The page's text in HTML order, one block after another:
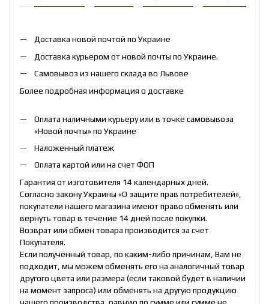
Доставка новой почтой по Украине
Доставка курьером от новой почты по Украине.
Самовывоз из нашего склада во Львове
Более подробная информация о доставке
Оплата наличными курьеру или в точке самовывоза
«Новой почты» по Украине
Наложенный платеж
Оплата картой или на счет ФОП
Гарантия от изготовителя 14 календарных дней.
Согласно закону Украины «О защите прав потребителей»,
покупатели нашего магазина имеют право обменять или
вернуть товар в течение 14 дней после покупки.
Возврат или обмен товара производится за счет
Покупателя.
Если полученный товар, по каким-либо причинам, Вам не
подходит, мы можем обменять его на аналогичный товар
другого цвета или размера (если таковой будет в наличии
на момент запроса) или обменять на другую продукцию
нашего производства, равную по сумме или сумме не